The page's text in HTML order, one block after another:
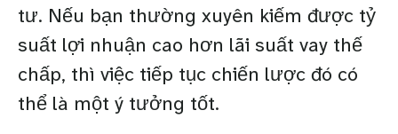
tư. Nếu bạn thường xuyên kiếm được tỷ
suất lợi nhuận cao hơn lãi suất vay thế
chấp, thì việc tiếp tục chiến lược đó có
thể là một ý tưởng tốt.